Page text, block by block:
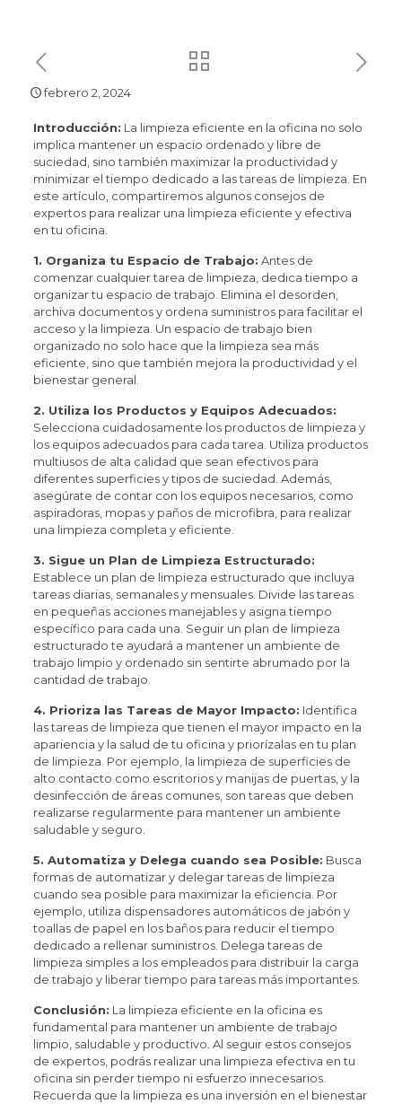
febrero 2, 2024
Introducción: La limpieza eficiente en la oficina no solo
implica mantener un espacio ordenado y libre de
suciedad, sino también maximizar la productividad y
minimizar el tiempo dedicado a las tareas de limpieza. En
este artículo, compartiremos algunos consejos de
expertos para realizar una limpieza eficiente y efectiva
en tu oficina.
1. Organiza tu Espacio de Trabajo: Antes de
comenzar cualquier tarea de limpieza, dedica tiempo a
organizar tu espacio de trabajo. Elimina el desorden,
archiva documentos y ordena suministros para facilitar el
acceso y la limpieza. Un espacio de trabajo bien
organizado no solo hace que la limpieza sea más
eficiente, sino que también mejora la productividad y el
bienestar general.
2. Utiliza los Productos y Equipos Adecuados:
Selecciona cuidadosamente los productos de limpieza y
los equipos adecuados para cada tarea. Utiliza productos
multiusos de alta calidad que sean efectivos para
diferentes superficies y tipos de suciedad. Además,
asegúrate de contar con los equipos necesarios, como
aspiradoras, mopas y paños de microfibra, para realizar
una limpieza completa y eficiente.
3. Sigue un Plan de Limpieza Estructurado:
Establece un plan de limpieza estructurado que incluya
tareas diarias, semanales y mensuales. Divide las tareas
en pequeñas acciones manejables y asigna tiempo
específico para cada una. Seguir un plan de limpieza
estructurado te ayudará a mantener un ambiente de
trabajo limpio y ordenado sin sentirte abrumado por la
cantidad de trabajo.
4. Prioriza las Tareas de Mayor Impacto: Identifica
las tareas de limpieza que tienen el mayor impacto en la
apariencia y la salud de tu oficina y priorízalas en tu plan
de limpieza. Por ejemplo, la limpieza de superficies de
alto contacto como escritorios y manijas de puertas, y la
desinfección de áreas comunes, son tareas que deben
realizarse regularmente para mantener un ambiente
saludable y seguro.
5. Automatiza y Delega cuando sea Posible: Busca
formas de automatizar y delegar tareas de limpieza
cuando sea posible para maximizar la eficiencia. Por
ejemplo, utiliza dispensadores automáticos de jabón y
toallas de papel en los baños para reducir el tiempo
dedicado a rellenar suministros. Delega tareas de
limpieza simples a los empleados para distribuir la carga
de trabajo y liberar tiempo para tareas más importantes.
Conclusión: La limpieza eficiente en la oficina es
fundamental para mantener un ambiente de trabajo
limpio, saludable y productivo. Al seguir estos consejos
de expertos, podrás realizar una limpieza efectiva en tu
oficina sin perder tiempo ni esfuerzo innecesarios.
Recuerda que la limpieza es una inversión en el bienestar